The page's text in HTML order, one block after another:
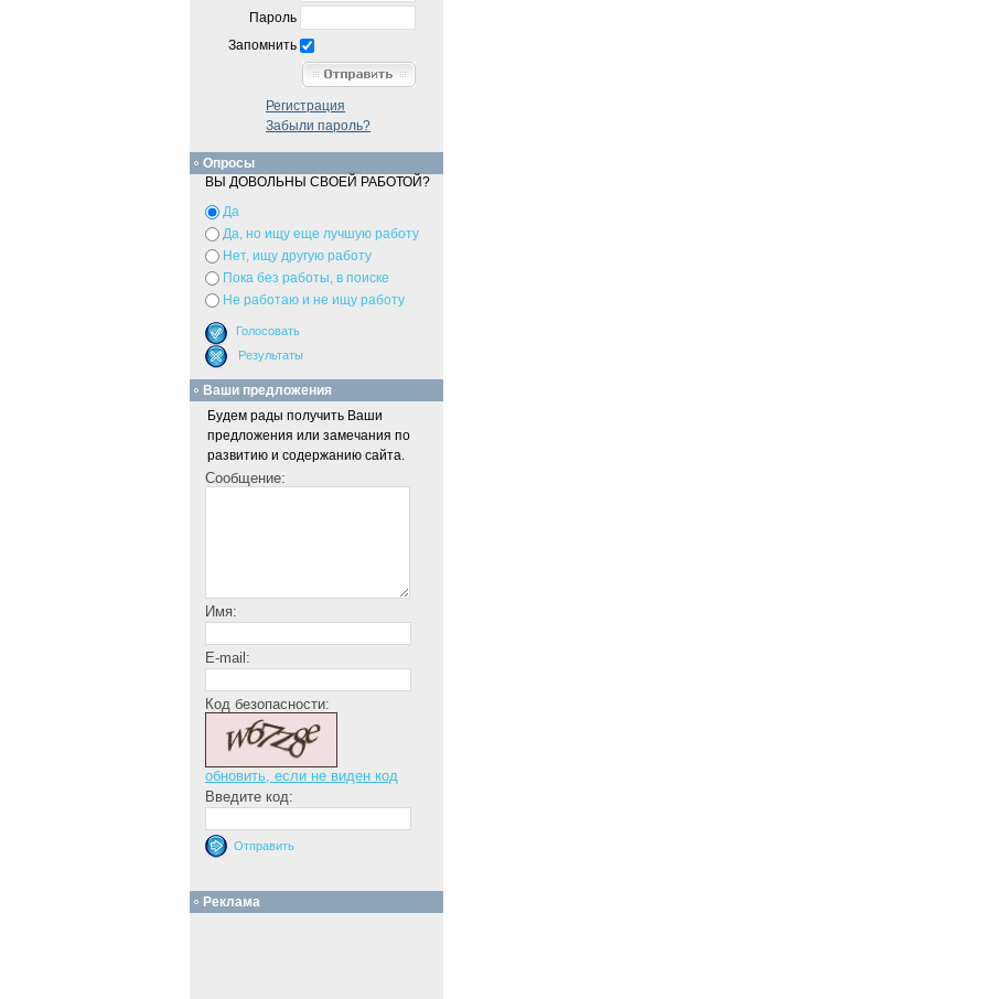
Пароль
Запомнить
Регистрация
Забыли пароль?
Опросы
ВЫ ДОВОЛЬНЫ СВОЕЙ РАБОТОЙ?
Да
Да, но ищу еще лучшую работу
Нет, ищу другую работу
Пока без работы, в поиске
Не работаю и не ищу работу
Ваши предложения
Будем рады получить Ваши
предложения или замечания по
развитию и содержанию сайта.
Сообщение:
Имя:
E-mail:
Код безопасности:
обновить, если не виден код
Введите код:
Реклама